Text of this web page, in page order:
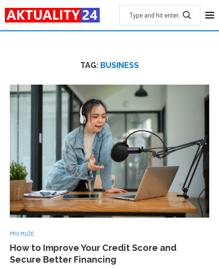
TAG: BUSINESS
PRO MUŽE
How to Improve Your Credit Score and
Secure Better Financing